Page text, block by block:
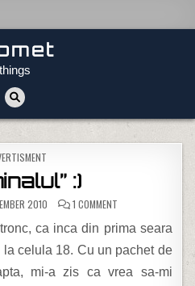
things
IN
:)
2010 1 COMMENTON “CRIMINALUL” :)
ca inca din prima seara
celula 18. Cu un pachet de
mi-a zis ca vrea sa-mi